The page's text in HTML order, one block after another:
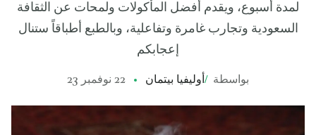
لمدة أسبوع، ويقدم أفضل المأكولات ولمحات عن الثقافة
السعودية وتجارب غامرة وتفاعلية، وبالطبع أطباقاً ستنال
إعجابكم
بواسطة / أوليفيا بيتمان 22 نوفمبر 23